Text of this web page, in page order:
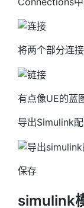
将两个部分连
有点像UE的蓝
导出Simulink
保存
simulink